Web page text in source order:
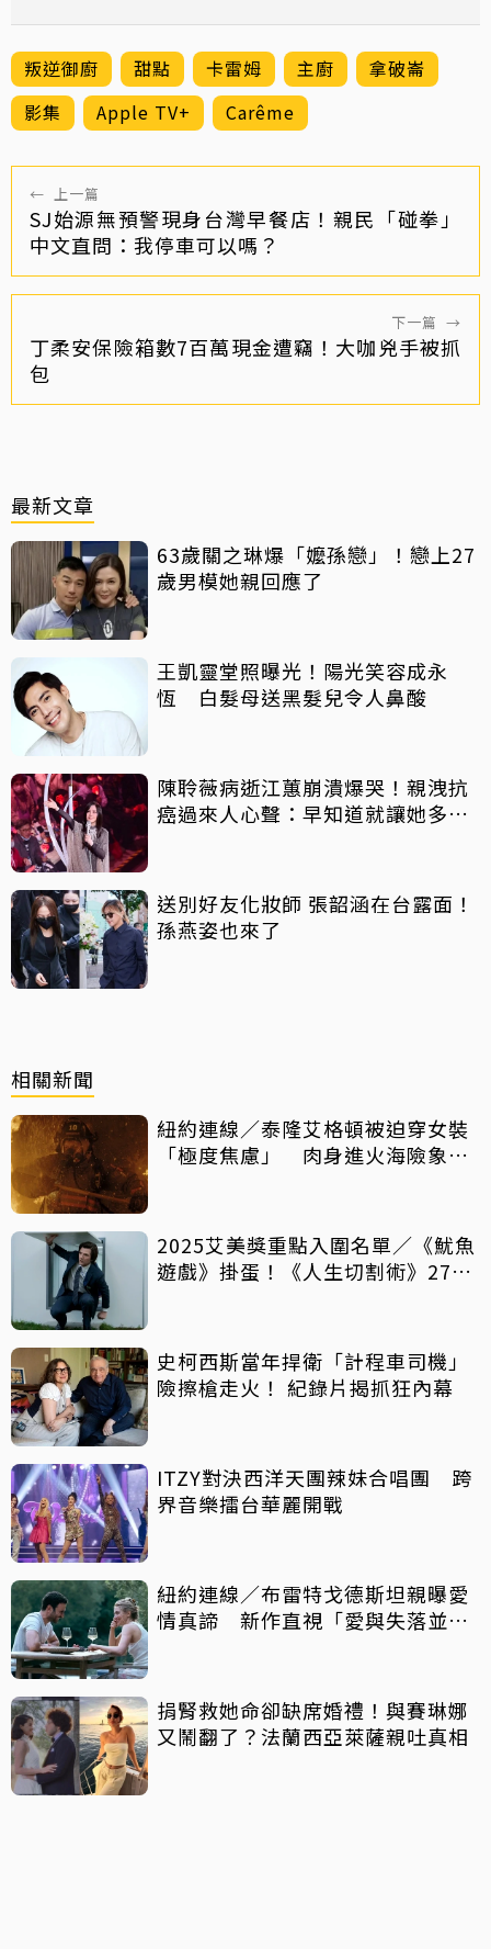
叛逆御廚 甜點 卡雷姆 主廚
拿破崙
影集
Apple TV+ Carême
← 上一篇
SJ始源無預警現身台灣早餐店！親民「碰拳」
中文直問：我停車可以嗎？
下一篇 →
丁柔安保險箱數7百萬現金遭竊！大咖兇手被抓
包
最新文章
63歲關之琳爆「嬤孫戀」！戀上27
歲男模她親回應了
王凱靈堂照曝光！陽光笑容成永
恆 白髮母送黑髮兒令人鼻酸
陳聆薇病逝江蕙崩潰爆哭！親洩抗
癌過來人心聲：早知道就讓她多化
送別好友化妝師 張韶涵在台露面！
孫燕姿也來了
相關新聞
紐約連線／泰隆艾格頓被迫穿女裝
「極度焦慮」 肉身進火海險象環
2025艾美獎重點入圍名單／《魷魚
遊戲》掛蛋！《人生切割術》27項
史柯西斯當年捍衛「計程車司機」
險擦槍走火！ 紀錄片揭抓狂內幕
ITZY對決西洋天團辣妹合唱團 跨
界音樂擂台華麗開戰
紐約連線／布雷特戈德斯坦親曝愛
情真諦 新作直視「愛與失落並
捐腎救她命卻缺席婚禮！與賽琳娜
又鬧翻了？法蘭西亞萊薩親吐真相